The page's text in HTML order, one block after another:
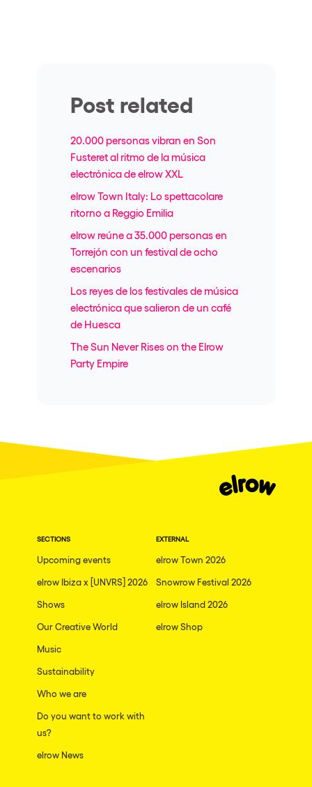
Post related
20.000 personas vibran en Son
Fusteret al ritmo de la música
electrónica de elrow XXL
elrow Town Italy: Lo spettacolare
ritorno a Reggio Emilia
elrow reúne a 35.000 personas en
Torrejón con un festival de ocho
escenarios
Los reyes de los festivales de música
electrónica que salieron de un café
de Huesca
The Sun Never Rises on the Elrow
Party Empire
SECTIONS
Upcoming events
elrow Ibiza x [UNVRS] 2026
Shows
Our Creative World
Music
Sustainability
Who we are
Do you want to work with
us?
elrow News
EXTERNAL
elrow Town 2026
Snowrow Festival 2026
elrow Island 2026
elrow Shop